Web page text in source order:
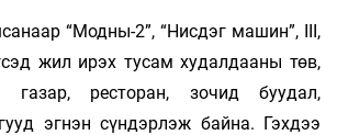
“Модны-2”, “Нисдэг машин”, III,
жил ирэх тусам худалдааны төв,
газар, ресторан, зочид буудал,
эгнэн сүндэрлэж байна. Гэхдээ